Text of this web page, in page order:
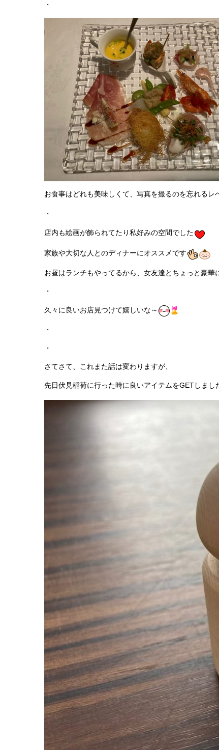
・
お食事はどれも美味しくて、写真を撮るのを忘れるレ
・
店内も絵画が飾られてたり私好みの空間でした
家族や大切な人とのディナーにオススメです
お昼はランチもやってるから、女友達とちょっと豪華
・
久々に良いお店見つけて嬉しいな～
・
・
さてさて、これまた話は変わりますが、
先日伏見稲荷に行った時に良いアイテムをGETしまし